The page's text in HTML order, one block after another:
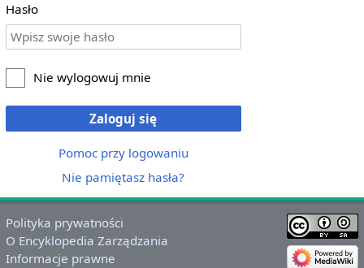
Hasło
Nie wylogowuj mnie
Zaloguj się
Pomoc przy logowaniu
Nie pamiętasz hasła?
Polityka prywatności
O Encyklopedia Zarządzania
Informacje prawne